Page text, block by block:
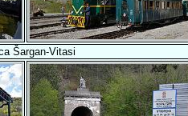
Šargan-Vitasi